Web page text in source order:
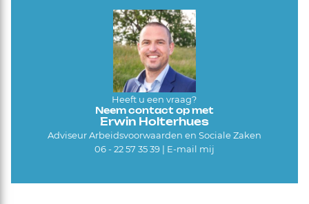
Heeft u een vraag?
Neem contact op met
Erwin Holterhues
Adviseur Arbeidsvoorwaarden en Sociale Zaken
06 - 22 57 35 39 | E-mail mij